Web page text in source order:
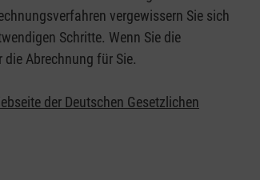
vergewissern Sie sich
Schritte. Wenn Sie die
Abrechnung für Sie.
der Deutschen Gesetzlichen